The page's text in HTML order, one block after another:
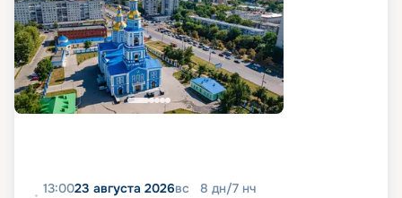
13:0023 августа 2026вс 8 дн/7 нч